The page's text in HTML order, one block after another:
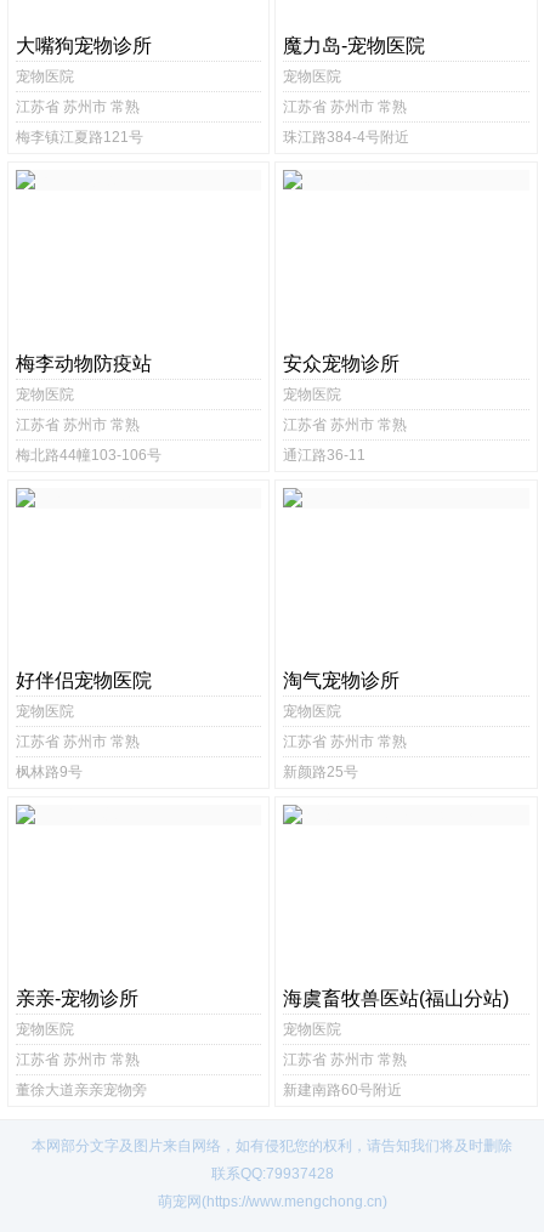
大嘴狗宠物诊所
宠物医院
江苏省 苏州市 常熟
梅李镇江夏路121号
魔力岛-宠物医院
宠物医院
江苏省 苏州市 常熟
珠江路384-4号附近
梅李动物防疫站
宠物医院
江苏省 苏州市 常熟
梅北路44幢103-106号
安众宠物诊所
宠物医院
江苏省 苏州市 常熟
通江路36-11
好伴侣宠物医院
宠物医院
江苏省 苏州市 常熟
枫林路9号
淘气宠物诊所
宠物医院
江苏省 苏州市 常熟
新颜路25号
亲亲-宠物诊所
宠物医院
江苏省 苏州市 常熟
董徐大道亲亲宠物旁
海虞畜牧兽医站(福山分站)
宠物医院
江苏省 苏州市 常熟
新建南路60号附近
本网部分文字及图片来自网络，如有侵犯您的权利，请告知我们将及时删除
联系QQ:79937428
萌宠网(https://www.mengchong.cn)